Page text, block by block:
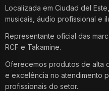
Localizada em Ciudad del
musicais, áudio profissional e
Representante oficial das
RCF e Takamine.
Oferecemos produtos de alta
e excelência no atendimento
profissionais do setor.